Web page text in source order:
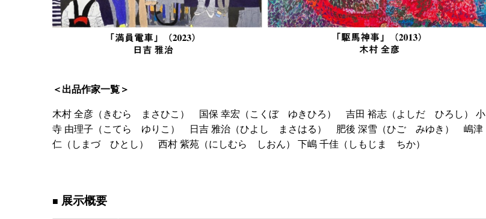
＜出品作家一覧＞
木村 全彦（きむら まさひこ） 国保 幸宏（こくぼ ゆきひろ） 吉田 裕志（よしだ ひろし） 小
寺 由理子（こてら ゆりこ） 日吉 雅治（ひよし まさはる） 肥後 深雪（ひご みゆき） 嶋津
仁（しまづ ひとし） 西村 紫苑（にしむら しおん） 下嶋 千佳（しもじま ちか）
■ 展示概要